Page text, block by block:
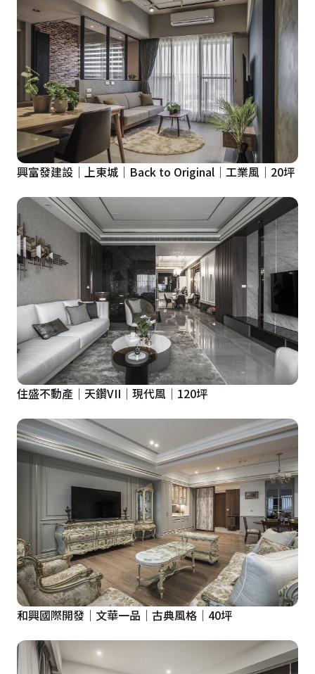
興富發建設│上東城│Back to Original│工業風│20坪
住盛不動產│天鑽VII│現代風│120坪
和興國際開發│文華一品│古典風格│40坪